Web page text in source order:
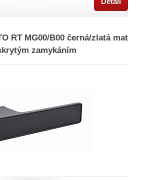
RT MG00/B00 černá/zlatá mat
zamykáním